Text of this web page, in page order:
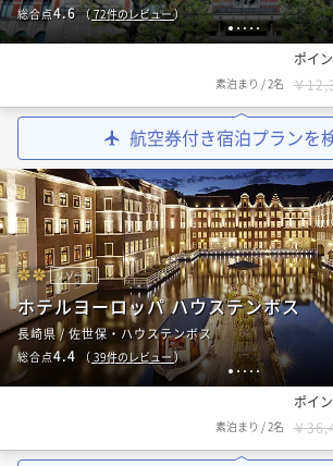
12345
総合点4.6（72件のレビュー）
ポイ
素泊まり /2名 ￥
航空券付き宿泊プランを
1 234 5
リゾート
ホテルヨーロッパ ハウステンボス
長崎県 / 佐世保・ハウステンボス
総合点4.4 （ 39件のレビュー）
ポイ
素泊まり /2名 ￥